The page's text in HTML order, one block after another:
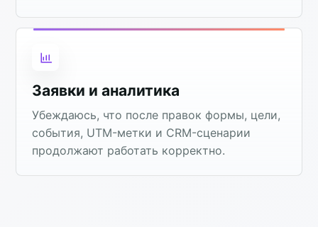
Заявки и аналитика
Убеждаюсь, что после правок формы, цели,
события, UTM-метки и CRM-сценарии
продолжают работать корректно.